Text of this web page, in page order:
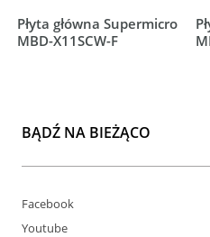
Płyta główna Supermicro
MBD-X11SCW-F
BĄDŹ NA BIEŻĄCO
Facebook
Youtube